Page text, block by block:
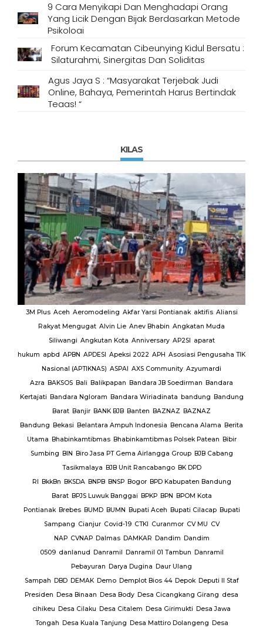
9 Cara Menyikapi Dan Menghadapi Orang
Yang Licik Dengan Bijak Berdasarkan Metode
Psikologi
Forum Kecamatan Cibeunying Kidul Bersatu :
Silaturahmi, Sinergitas Dan Soliditas
Agus Jaya S : “Masyarakat Terjebak Judi
Online, Bahaya, Pemerintah Harus Bertindak
Tegas! “
KILAS
3M Plus Aceh Aeromodeling Akfar Yarsi Pontianak aktifis Aliansi
Rakyat Mengugat Alvin Lie Anev Bhabin Angkatan Muda
Siliwangi Angkutan Kota Anniversary AP2SI aparat
hukum apbd APBN APDESI Apeksi 2022 APH Asosiasi Pengusaha TIK
Nasional (APTIKNAS) ASPAI AXS Community Azyumardi
Azra BAKSOS Bali Balikpapan Bandara JB Soedirman Bandara
Kertajati Bandara Ngloram Bandara Wiriadinata bandung Bandung
Barat Banjir BANK BJB Banten BAZNAZ BAZNAZ
Bandung Bekasi Belantara Ampuh Indonesia Bencana Alama Berita
Utama Bhabinkamtibmas Bhabinkamtibmas Polsek Patean Bibir
Sumbing BIN Biro Jasa PT Gema Airlangga Group BJB Cabang
Tasikmalaya BJB Unit Rancabango BK DPD
RI BkkBn BKSDA BNPB BNSP Bogor BPD Kabupaten Bandung
Barat BPJS Luwuk Banggai BPKP BPN BPOM Kota
Pontianak Brebes BUMD BUMN Bupati Aceh Bupati Cilacap Bupati
Sampang Cianjur Covid-19 CTKI Curanmor CV MU CV
NAP CVNAP Dalmas DAMKAR Dandim Dandim
0509 danlanud Danramil Danramil 01 Tambun Danramil
Pebayuran Darya Dugina Daur Ulang
Sampah DBD DEMAK Demo Demplot Bios 44 Depok Deputi II Staf
Presiden Desa Binaan Desa Body Desa Cicangkang Girang desa
cihikeu Desa Cilaku Desa Citalem Desa Girimukti Desa Jawa
Tongah Desa Kuala Tanjung Desa Mattiro Dolangeng Desa